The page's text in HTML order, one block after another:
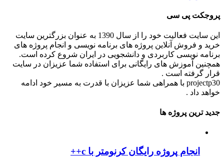
پروجکت پی سی
این سایت فعالیت خود را از سال 1390 به عنوان بزرگترین سایت
خرید و فروش آنلاین پروژه های برنامه نویسی و انجام پروژه های
برنامه نویسی کاربردی و دانشجویی در ایران شروع کرده است.
همچنین آموزش های رایگانی برای استفاده شما عزیزان در سایت
قرار گرفته است .
projectp30 با همراهی شما عزیزان با قدرت به مسیر خود ادامه
خواهد داد .
جدید ترین پروژه ها
انجام پروژه رایگان کرنومتر با c++